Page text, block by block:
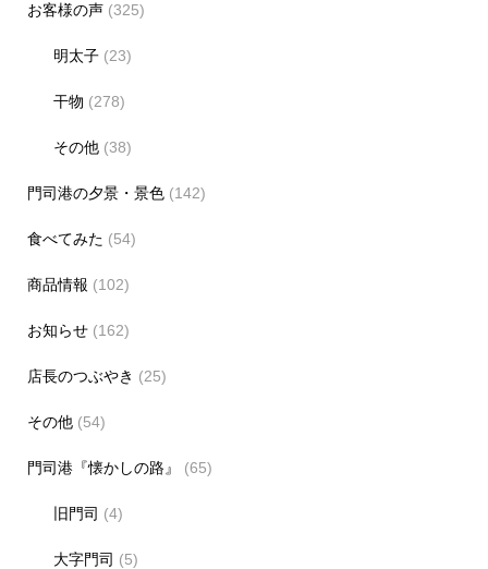
お客様の声(325)
明太子 (23)
干物 (278)
その他 (38)
門司港の夕景・景色(142)
食べてみた (54)
商品情報 (102)
お知らせ(162)
店長のつぶやき (25)
その他(54)
門司港『懐かしの路』 (65)
旧門司 (4)
大字門司 (5)